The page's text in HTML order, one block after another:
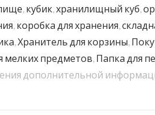
, кубик,хранилищный куб,
, коробка для хранения,
,Хранитель для корзины,
мелких предметов, Папка для
дополнительной